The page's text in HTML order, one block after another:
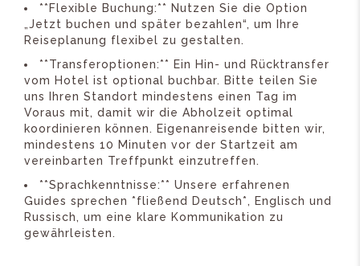
**Flexible Buchung:** Nutzen Sie die Option
„Jetzt buchen und später bezahlen“, um Ihre
Reiseplanung flexibel zu gestalten.
**Transferoptionen:** Ein Hin- und Rücktransfer
vom Hotel ist optional buchbar. Bitte teilen Sie
uns Ihren Standort mindestens einen Tag im
Voraus mit, damit wir die Abholzeit optimal
koordinieren können. Eigenanreisende bitten wir,
mindestens 10 Minuten vor der Startzeit am
vereinbarten Treffpunkt einzutreffen.
**Sprachkenntnisse:** Unsere erfahrenen
Guides sprechen *fließend Deutsch*, Englisch und
Russisch, um eine klare Kommunikation zu
gewährleisten.